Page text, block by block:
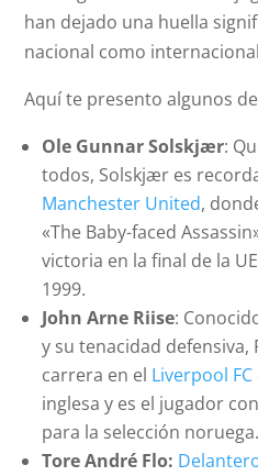
han dejado una huella
nacional como
Aquí te presento algunos
Ole Gunnar Solskjær:
todos, Solskjær es
Manchester United,
«The Baby-faced
victoria en la final de la
1999.
John Arne Riise:
y su tenacidad defensiva,
carrera en el Liverpool FC
inglesa y es el jugador
para la selección noruega.
Tore André Flo: